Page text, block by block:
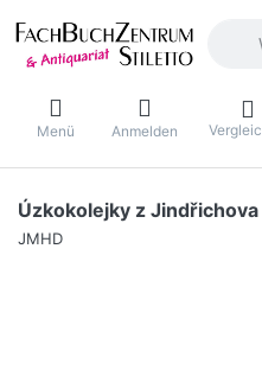
Menü Anmelden
Úzkokolejky z
JMHD